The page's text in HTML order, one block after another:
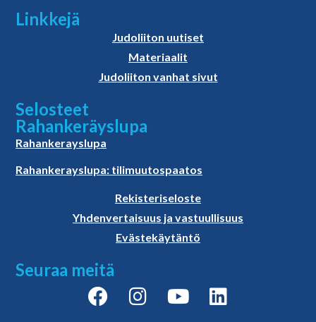
Linkkejä
Judoliiton uutiset
Materiaalit
Judoliiton vanhat sivut
Selosteet
Rahankeräyslupa
Rahankerayslupa
Rahankerayslupa: tilimuutospaatos
Rekisteriseloste
Yhdenvertaisuus ja vastuullisuus
Evästekäytäntö
Seuraa meitä